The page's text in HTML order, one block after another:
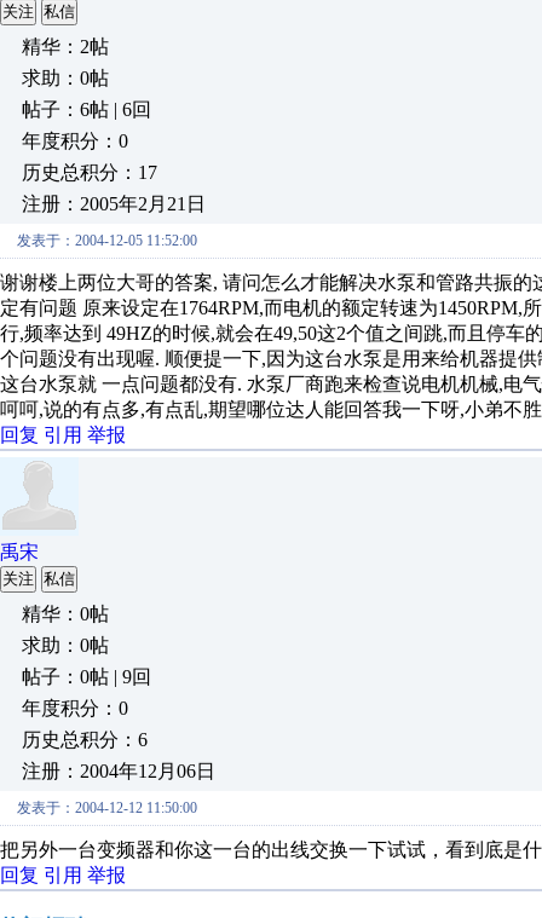
关注 私信
精华：2帖
求助：0帖
帖子：6帖 | 6回
年度积分：0
历史总积分：17
注册：2005年2月21日
发表于：2004-12-05 11:52:00
谢谢楼上两位大哥的答案, 请问怎么才能解决水泵和管路共振
定有问题 原来设定在1764RPM,而电机的额定转速为
行,频率达到 49HZ的时候,就会在49,50这2个值之间跳,而且停
个问题没有出现喔. 顺便提一下,因为这台水泵是用来给机器提
这台水泵就 一点问题都没有. 水泵厂商跑来检查说电机机械,电
呵呵,说的有点多,有点乱,期望哪位达人能回答我一下呀,小弟不
回复 引用 举报
禹宋
关注 私信
精华：0帖
求助：0帖
帖子：0帖 | 9回
年度积分：0
历史总积分：6
注册：2004年12月06日
发表于：2004-12-12 11:50:00
把另外一台变频器和你这一台的出线交换一下试试，看到底是
回复 引用 举报